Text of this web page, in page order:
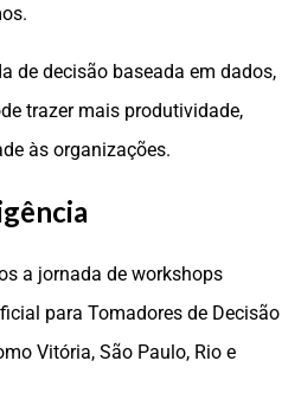
de decisão baseada em dados,
trazer mais produtividade,
às organizações.
a jornada de workshops
para Tomadores de Decisão
Vitória, São Paulo, Rio e